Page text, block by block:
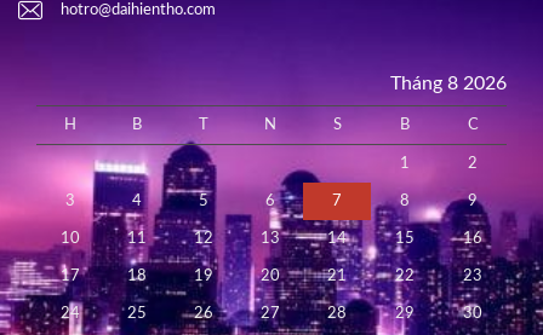
hotro@daihientho.com
Tháng 8 2026
H B N S B C
1 2
3 4 5 6 7 8 9
10 11 12 13 14 15 16
17 18 19 20 21 22 23
24 25 26 27 28 29 30